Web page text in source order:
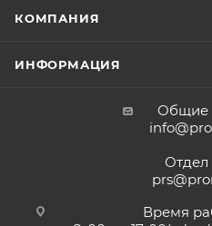
КОМПАНИЯ
ИНФОРМАЦИЯ
Общие
Время